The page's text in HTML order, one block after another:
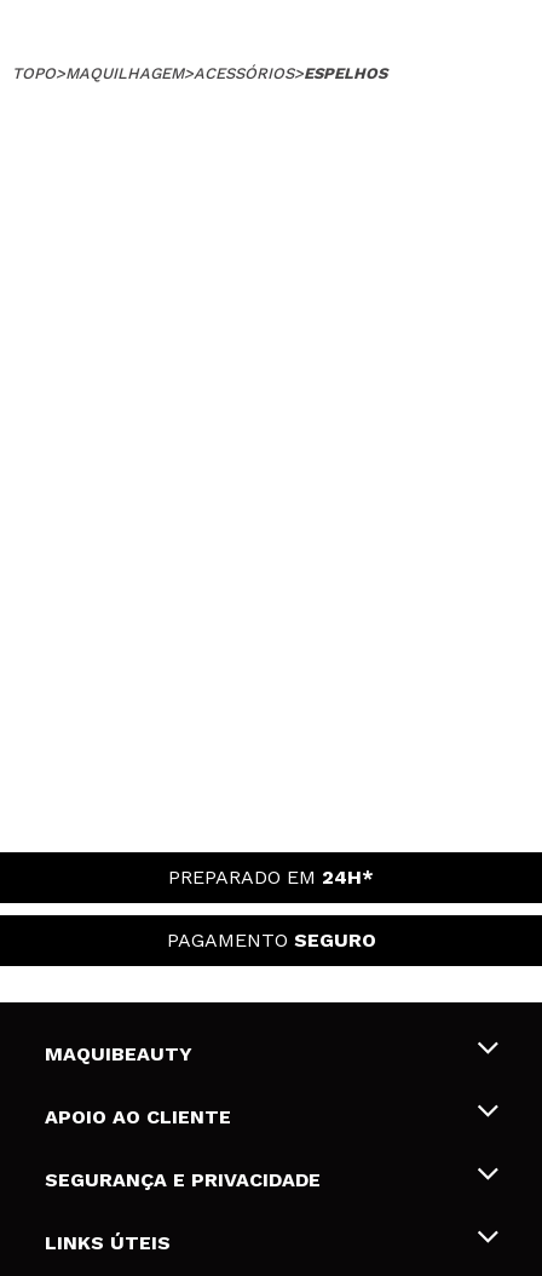
TOPO>MAQUILHAGEM>ACESSÓRIOS>ESPELHOS
PREPARADO EM 24H*
PAGAMENTO SEGURO
MAQUIBEAUTY
Sobre nós
Gift Cards
APOIO AO CLIENTE
Envios e Devoluções
Formas de pagamento
SEGURANÇA E PRIVACIDADE
Termos e Privacidade
LINKS ÚTEIS